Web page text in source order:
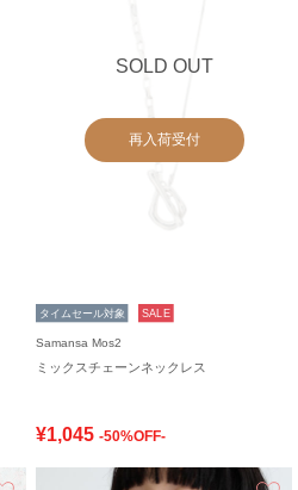
SOLD OUT
再入荷受付
タイムセール対象 SALE
Samansa Mos2
ミックスチェーンネックレス
¥1,045 -50%OFF-